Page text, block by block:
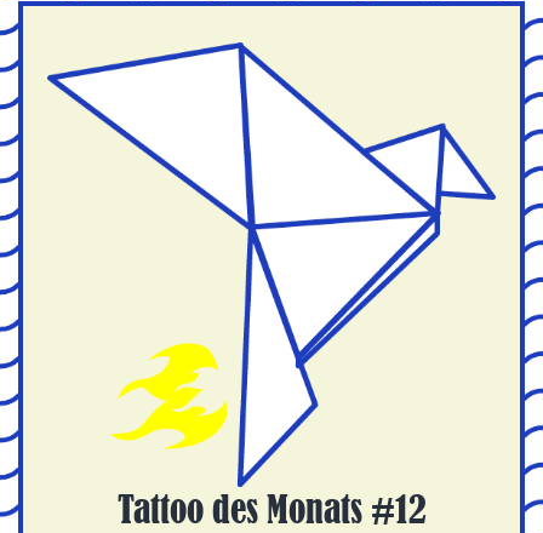
Tattoo des Monats #12